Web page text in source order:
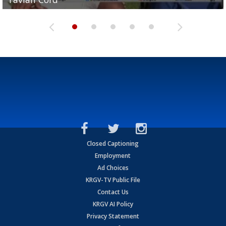
Closed Captioning
Employment
Ad Choices
KRGV-TV Public File
Contact Us
KRGV AI Policy
Privacy Statement